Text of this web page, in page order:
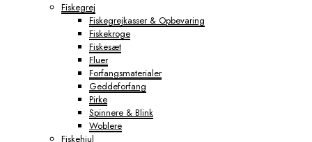
Fiskegrej
Fiskegrejkasser & Opbevaring
Fiskekroge
Fiskesæt
Fluer
Forfangsmaterialer
Geddeforfang
Pirke
Spinnere & Blink
Woblere
Fiskehjul